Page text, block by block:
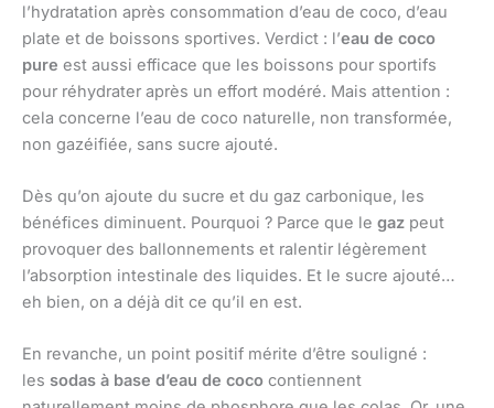
l’hydratation après consommation d’eau de coco, d’eau
plate et de boissons sportives. Verdict : l’eau de coco
pure est aussi efficace que les boissons pour sportifs
pour réhydrater après un effort modéré. Mais attention :
cela concerne l’eau de coco naturelle, non transformée,
non gazéifiée, sans sucre ajouté.
Dès qu’on ajoute du sucre et du gaz carbonique, les
bénéfices diminuent. Pourquoi ? Parce que le gaz peut
provoquer des ballonnements et ralentir légèrement
l’absorption intestinale des liquides. Et le sucre ajouté…
eh bien, on a déjà dit ce qu’il en est.
En revanche, un point positif mérite d’être souligné :
les sodas à base d’eau de coco contiennent